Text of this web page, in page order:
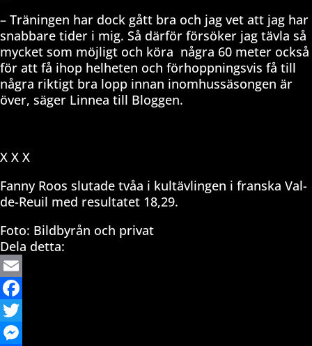
– Träningen har dock gått bra och jag vet att jag har
snabbare tider i mig. Så därför försöker jag tävla så
mycket som möjligt och köra några 60 meter också
för att få ihop helheten och förhoppningsvis få till
några riktigt bra lopp innan inomhussäsongen är
över, säger Linnea till Bloggen.
X X X
Fanny Roos slutade tvåa i kultävlingen i franska Val-
de-Reuil med resultatet 18,29.
Foto: Bildbyrån och privat
Dela detta:
Email
Facebook
Twitter